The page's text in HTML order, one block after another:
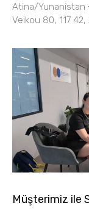
Atina/Yunanistan
Veikou 80, 117
Müşterimiz ile